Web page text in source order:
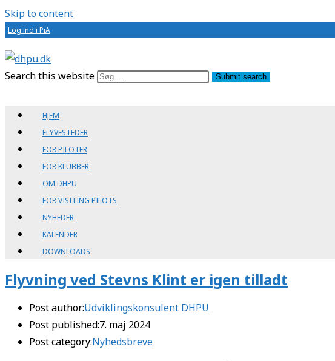
Skip to content
Log ind i PiA
Search this website Submit search
HJEM
FLYVESTEDER
FOR PILOTER
FOR KLUBBER
OM DHPU
FOR VISITING PILOTS
NYHEDER
KALENDER
DOWNLOADS
Flyvning ved Stevns Klint er igen tilladt
Post author:Udviklingskonsulent DHPU
Post published:7. maj 2024
Post category:Nyhedsbreve